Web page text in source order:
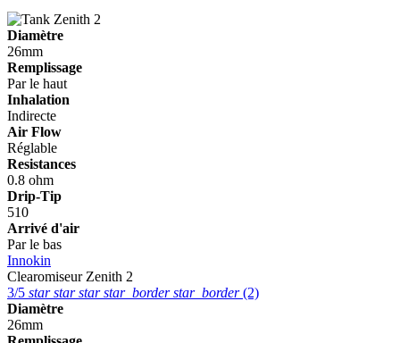
Diamètre
26mm
Remplissage
Par le haut
Inhalation
Indirecte
Air Flow
Réglable
Resistances
0.8 ohm
Drip-Tip
510
Arrivé d'air
Par le bas
Innokin
Clearomiseur Zenith 2
3/5 starstarstarstar_borderstar_border(2)
Diamètre
26mm